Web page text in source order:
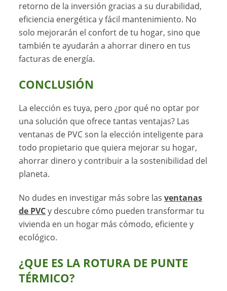
retorno de la inversión gracias a su durabilidad,
eficiencia energética y fácil mantenimiento. No
solo mejorarán el confort de tu hogar, sino que
también te ayudarán a ahorrar dinero en tus
facturas de energía.
CONCLUSIÓN
La elección es tuya, pero ¿por qué no optar por
una solución que ofrece tantas ventajas? Las
ventanas de PVC son la elección inteligente para
todo propietario que quiera mejorar su hogar,
ahorrar dinero y contribuir a la sostenibilidad del
planeta.
No dudes en investigar más sobre lasventanas
de PVCy descubre cómo pueden transformar tu
vivienda en un hogar más cómodo, eficiente y
ecológico.
¿QUE ES LA ROTURA DE PUNTE
TÉRMICO?